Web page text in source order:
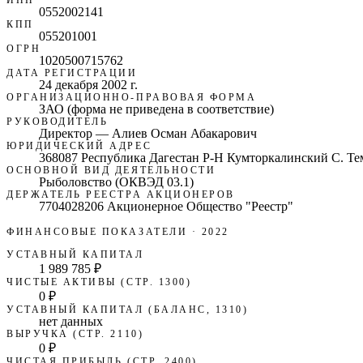
0552002141
КПП
055201001
ОГРН
1020500715762
ДАТА РЕГИСТРАЦИИ
24 декабря 2002 г.
ОРГАНИЗАЦИОННО-ПРАВОВАЯ ФОРМА
ЗАО (форма не приведена в соответствие)
РУКОВОДИТЕЛЬ
Директор — Алиев Осман Абакарович
ЮРИДИЧЕСКИЙ АДРЕС
368087 Республика Дагестан Р-Н Кумторкалинский С.
ОСНОВНОЙ ВИД ДЕЯТЕЛЬНОСТИ
Рыболовство (ОКВЭД 03.1)
ДЕРЖАТЕЛЬ РЕЕСТРА АКЦИОНЕРОВ
7704028206 Акционерное Общество "Реестр"
ФИНАНСОВЫЕ ПОКАЗАТЕЛИ · 2022
УСТАВНЫЙ КАПИТАЛ
1 989 785 ₽
ЧИСТЫЕ АКТИВЫ (СТР. 1300)
0 ₽
УСТАВНЫЙ КАПИТАЛ (БАЛАНС, 1310)
нет данных
ВЫРУЧКА (СТР. 2110)
0 ₽